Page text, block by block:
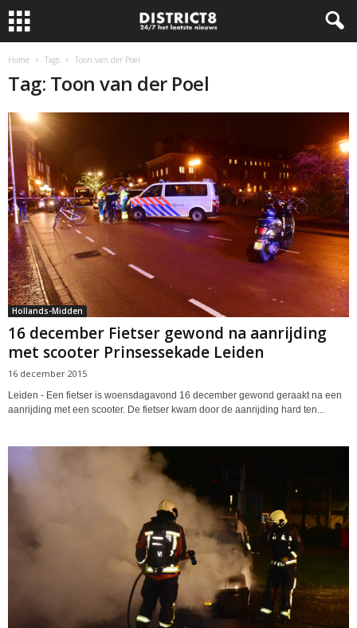
Home Tags Toon van der Poel
Tag: Toon van der Poel
Hollands-Midden
16 december Fietser gewond na aanrijding
met scooter Prinsessekade Leiden
16 december 2015
Leiden - Een fietser is woensdagavond 16 december gewond geraakt na een
aanrijding met een scooter. De fietser kwam door de aanrijding hard ten...